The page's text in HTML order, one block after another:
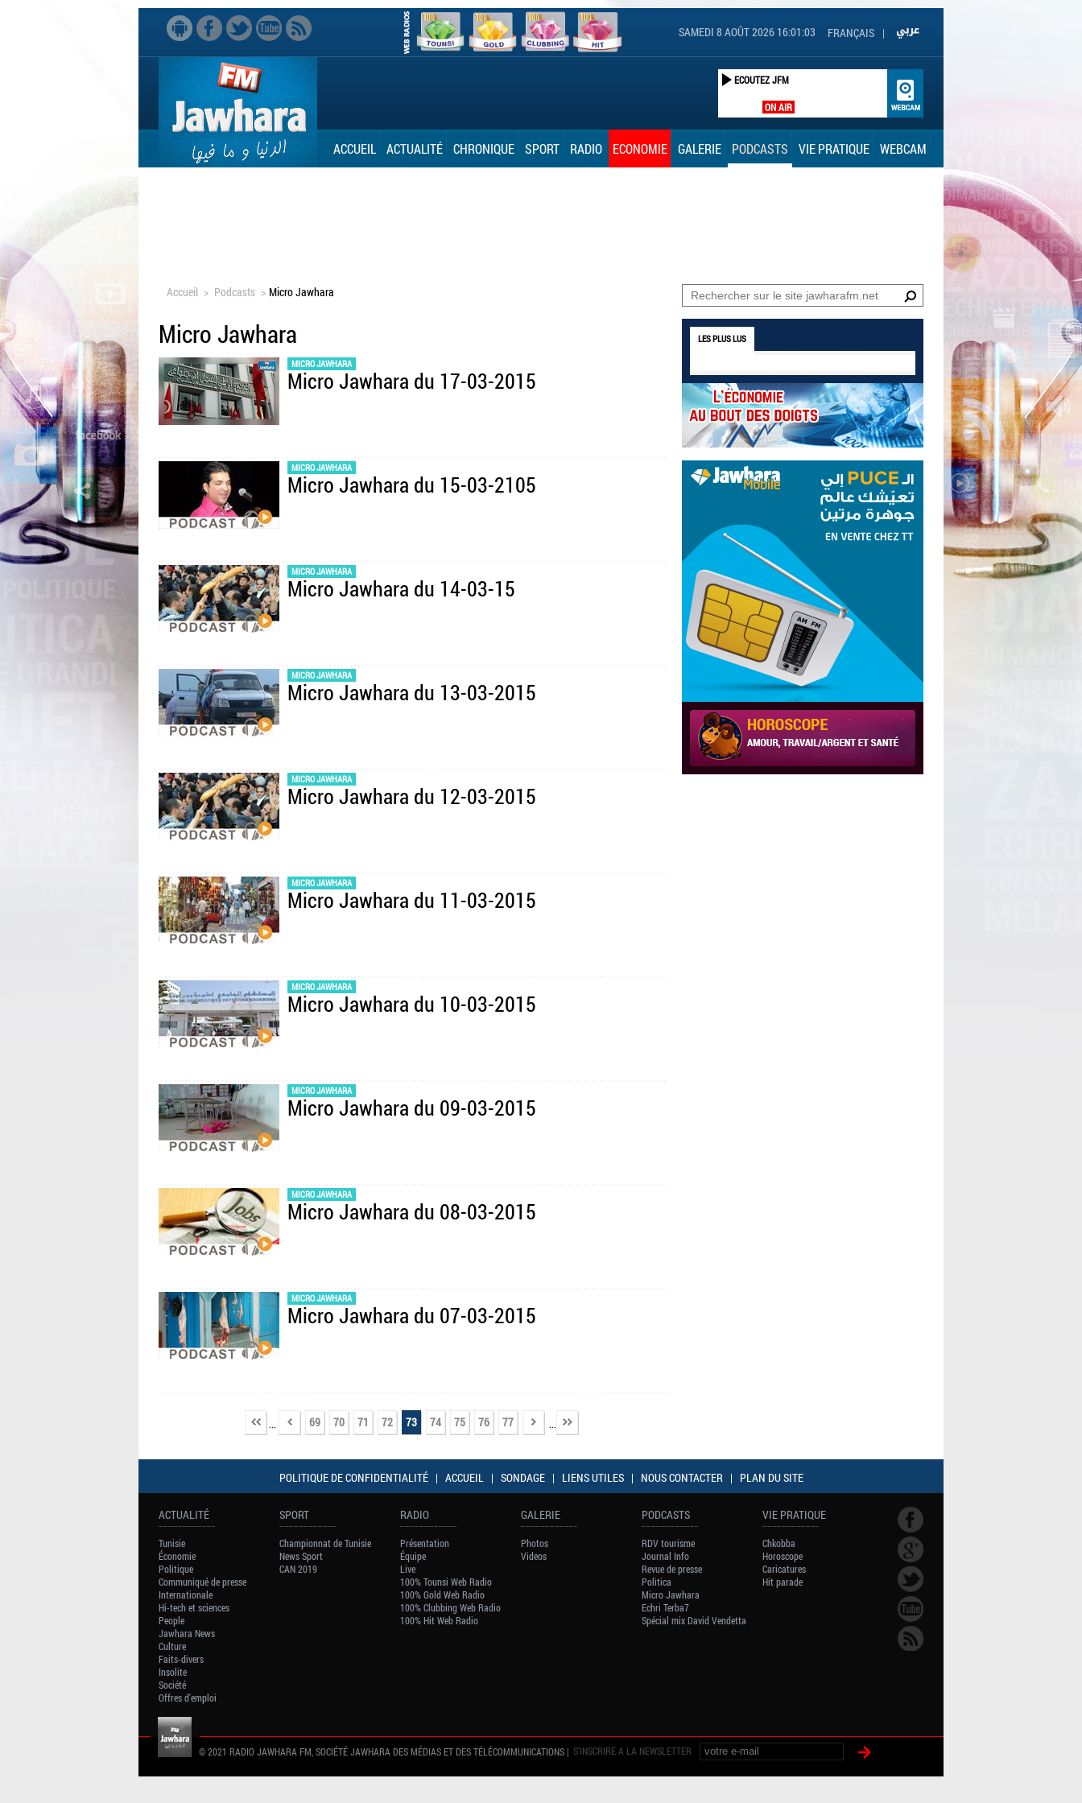
FRANÇAIS |
SAMEDI 8 AOÛT 2026 16:01:03
ON AIR
ECOUTEZ JFM
ACCUEIL ACTUALITÉ CHRONIQUE SPORT RADIO ECONOMIE GALERIE PODCASTS VIE PRATIQUE WEBCAM
Accueil > Podcasts > Micro Jawhara
Micro Jawhara
MICRO JAWHARA
Micro Jawhara du 17-03-2015
MICRO JAWHARA
Micro Jawhara du 15-03-2105
MICRO JAWHARA
Micro Jawhara du 14-03-15
MICRO JAWHARA
Micro Jawhara du 13-03-2015
MICRO JAWHARA
Micro Jawhara du 12-03-2015
MICRO JAWHARA
Micro Jawhara du 11-03-2015
MICRO JAWHARA
Micro Jawhara du 10-03-2015
MICRO JAWHARA
Micro Jawhara du 09-03-2015
MICRO JAWHARA
Micro Jawhara du 08-03-2015
MICRO JAWHARA
Micro Jawhara du 07-03-2015
... 69 70 71 72 73 74 75 76 77 ...
LES PLUS LUS
POLITIQUE DE CONFIDENTIALITÉ | ACCUEIL | SONDAGE | LIENS UTILES | NOUS CONTACTER | PLAN DU SITE
ACTUALITÉ
Tunisie
Économie
Politique
Communiqué de presse
Internationale
Hi-tech et sciences
People
Jawhara News
Culture
Faits-divers
Insolite
Société
Offres d'emploi
SPORT
Championnat de Tunisie
News Sport
CAN 2019
RADIO
Présentation
Équipe
Live
100% Tounsi Web Radio
100% Gold Web Radio
100% Clubbing Web Radio
100% Hit Web Radio
GALERIE
Photos
Videos
PODCASTS
RDV tourisme
Journal Info
Revue de presse
Politica
Micro Jawhara
Echri Terba7
Spécial mix David Vendetta
VIE PRATIQUE
Chkobba
Horoscope
Caricatures
Hit parade
© 2021 RADIO JAWHARA FM, SOCIÉTÉ JAWHARA DES MÉDIAS ET DES TÉLÉCOMMUNICATIONS | S'INSCRIRE A LA NEWSLETTER